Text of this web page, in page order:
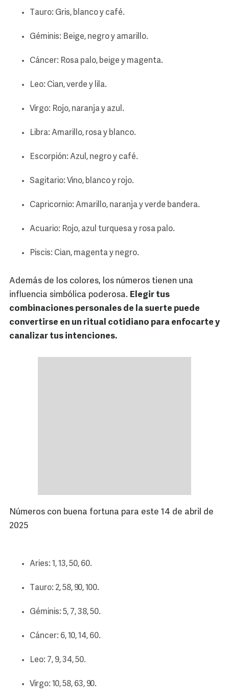
Tauro: Gris, blanco y café.
Géminis: Beige, negro y amarillo.
Cáncer: Rosa palo, beige y magenta.
Leo: Cian, verde y lila.
Virgo: Rojo, naranja y azul.
Libra: Amarillo, rosa y blanco.
Escorpión: Azul, negro y café.
Sagitario: Vino, blanco y rojo.
Capricornio: Amarillo, naranja y verde bandera.
Acuario: Rojo, azul turquesa y rosa palo.
Piscis: Cian, magenta y negro.
Además de los colores, los números tienen una
influencia simbólica poderosa. Elegir tus
combinaciones personales de la suerte puede
convertirse en un ritual cotidiano para enfocarte y
canalizar tus intenciones.
Números con buena fortuna para este 14 de abril de
2025
Aries: 1, 13, 50, 60.
Tauro: 2, 58, 90, 100.
Géminis: 5, 7, 38, 50.
Cáncer: 6, 10, 14, 60.
Leo: 7, 9, 34, 50.
Virgo: 10, 58, 63, 90.